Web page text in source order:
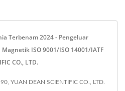
Terbenam 2024 - Pengeluar
ISO 9001/ISO 14001/IATF
CO., LTD.
YUAN DEAN SCIENTIFIC CO., LTD.